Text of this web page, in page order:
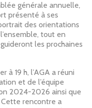
générale annuelle,
présenté à ses
des orientations
tout en
les prochaines
à 19 h, l’AGA a réuni
et de l’équipe
2024-2026 ainsi que
rencontre a